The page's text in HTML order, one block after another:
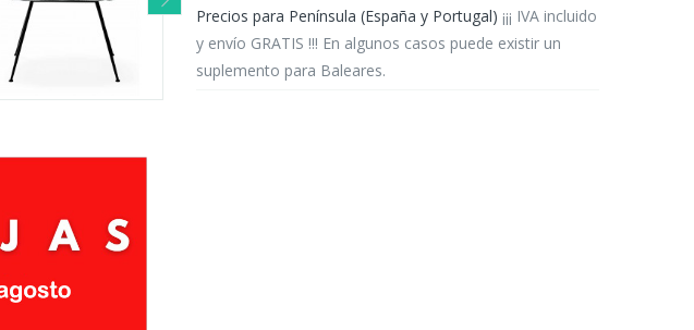
Precios para Península (España y Portugal) ¡¡¡ IVA incluido
y envío GRATIS !!! En algunos casos puede existir un
suplemento para Baleares.